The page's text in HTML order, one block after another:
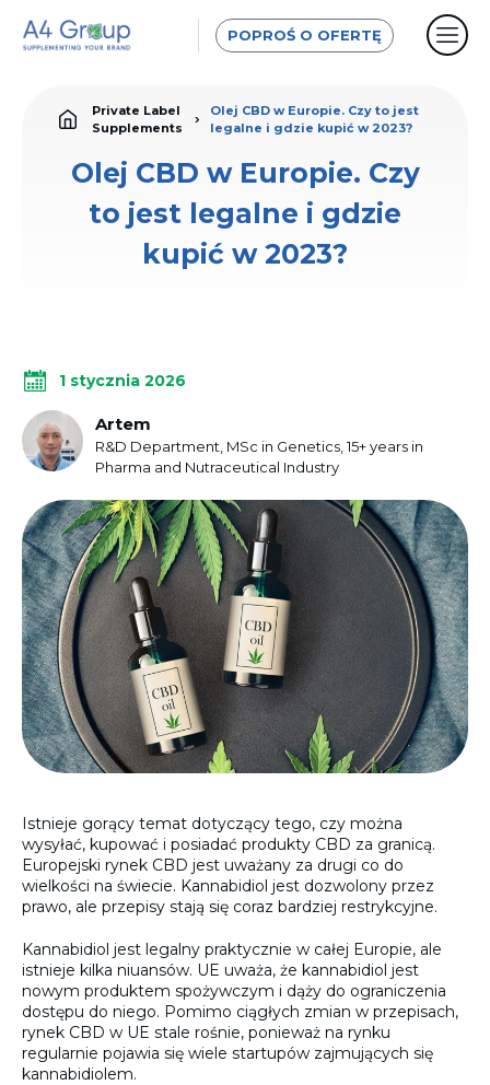
POPROŚ O OFERTĘ
Private Label
Supplements
Olej CBD w Europie. Czy to jest
legalne i gdzie kupić w 2023?
Olej CBD w Europie. Czy
to jest legalne i gdzie
kupić w 2023?
1 stycznia 2026
Artem
R&D Department, MSc in Genetics, 15+ years in
Pharma and Nutraceutical Industry
Istnieje gorący temat dotyczący tego, czy można
wysyłać, kupować i posiadać produkty CBD za granicą.
Europejski rynek CBD jest uważany za drugi co do
wielkości na świecie. Kannabidiol jest dozwolony przez
prawo, ale przepisy stają się coraz bardziej restrykcyjne.
Kannabidiol jest legalny praktycznie w całej Europie, ale
istnieje kilka niuansów. UE uważa, że kannabidiol jest
nowym produktem spożywczym i dąży do ograniczenia
dostępu do niego. Pomimo ciągłych zmian w przepisach,
rynek CBD w UE stale rośnie, ponieważ na rynku
regularnie pojawia się wiele startupów zajmujących się
kannabidiolem.